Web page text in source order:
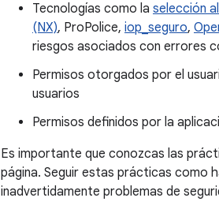
Tecnologías como la selección
(NX), ProPolice, iop_seguro,
riesgos asociados con errores
Permisos otorgados por el
usuarios
Permisos definidos por la
Es importante que conozcas las
página. Seguir estas prácticas como
inadvertidamente problemas de